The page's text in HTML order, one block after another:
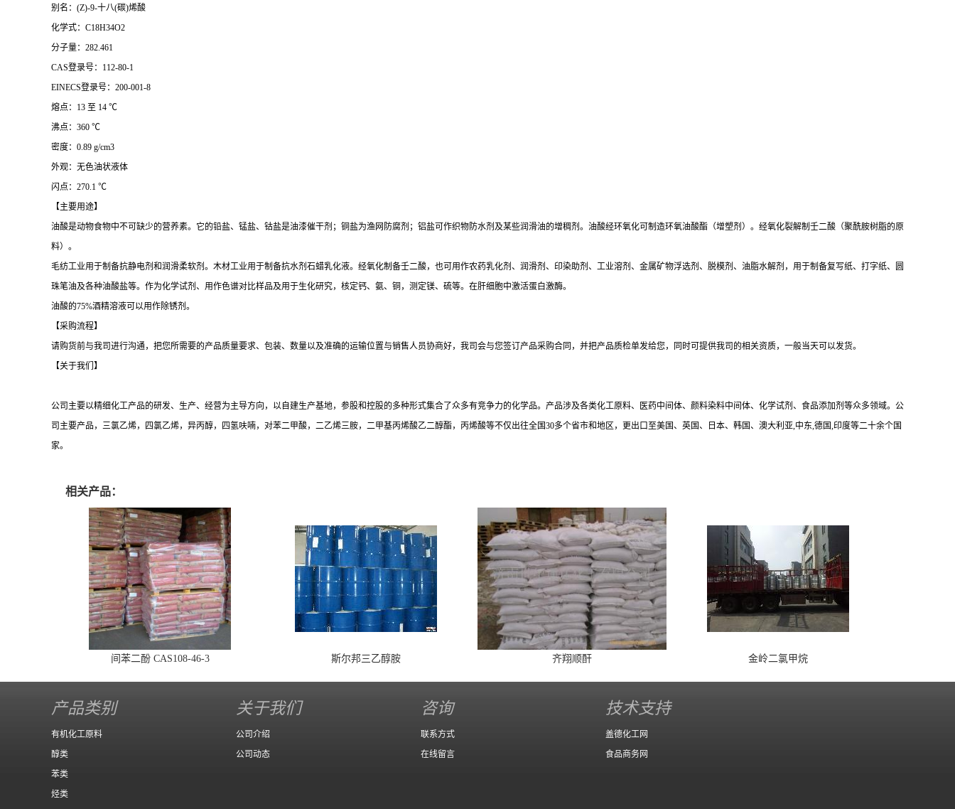
别名：(Z)-9-十八(碳)烯酸
化学式：C18H34O2
分子量：282.461
CAS登录号：112-80-1
EINECS登录号：200-001-8
熔点：13 至 14 ℃
沸点：360 ℃
密度：0.89 g/cm3
外观：无色油状液体
闪点：270.1 ℃
【主要用途】
油酸是动物食物中不可缺少的营养素。它的铅盐、锰盐、钴盐是油漆催干剂；铜盐为渔网防腐剂；铝盐可作织物防水剂及某些润滑油的增稠剂。油酸经环氧化可制造环氧油酸酯（增塑剂）。经氧化裂解制壬二酸（聚酰胺树脂的原
料）。
毛纺工业用于制备抗静电剂和润滑柔软剂。木材工业用于制备抗水剂石蜡乳化液。经氧化制备壬二酸，也可用作农药乳化剂、润滑剂、印染助剂、工业溶剂、金属矿物浮选剂、脱模剂、油脂水解剂，用于制备复写纸、打字纸、圆
珠笔油及各种油酸盐等。作为化学试剂、用作色谱对比样品及用于生化研究，核定钙、氨、铜，测定镁、硫等。在肝细胞中激活蛋白激酶。
油酸的75%酒精溶液可以用作除锈剂。
【采购流程】
请购货前与我司进行沟通，把您所需要的产品质量要求、包装、数量以及准确的运输位置与销售人员协商好，我司会与您签订产品采购合同，并把产品质检单发给您，同时可提供我司的相关资质，一般当天可以发货。
【关于我们】
公司主要以精细化工产品的研发、生产、经营为主导方向，以自建生产基地，参股和控股的多种形式集合了众多有竞争力的化学品。产品涉及各类化工原料、医药中间体、颜料染料中间体、化学试剂、食品添加剂等众多领域。公
司主要产品，三氯乙烯，四氯乙烯，异丙醇，四氢呋喃，对苯二甲酸，二乙烯三胺，二甲基丙烯酸乙二醇酯，丙烯酸等不仅出往全国30多个省市和地区，更出口至美国、英国、日本、韩国、澳大利亚,中东,德国,印度等二十余个国
家。
相关产品：
间苯二酚 CAS108-46-3 斯尔邦三乙醇胺 齐翔顺酐 金岭二氯甲烷
产品类别
有机化工原料
醇类
苯类
烃类
关于我们
公司介绍
公司动态
咨询
联系方式
在线留言
技术支持
盖德化工网
食品商务网